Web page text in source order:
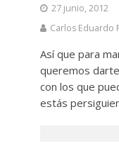
27 junio, 2012
Carlos Eduardo
Así que para
queremos
con los que
estás